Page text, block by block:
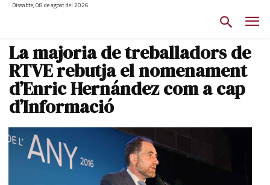
Dissabte, 08 de agost del 2026
La majoria de treballadors de
RTVE rebutja el nomenament
d’Enric Hernández com a cap
d’Informació